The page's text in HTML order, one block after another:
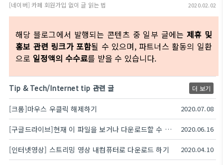
[네이버] 카페 회원가입 없이 글 읽는 법 2020.02.02
해당 블로그에서 발행되는 콘텐츠 중 일부 글에는 제휴 및
홍보 관련 링크가 포함될 수 있으며, 파트너스 활동의 일환
으로 일정액의 수수료를 받을 수 있습니다.
Tip & Tech/Internet tip 관련 글 더 보기
[크롬]마우스 우클릭 해제하기 2020.07.08
[구글드라이브]현재 이 파일을 보거나 다운로드할 수 없습니다 해결책 2020.06.16
[인터넷영상] 스트리밍 영상 내컴퓨터로 다운로드 하기 2020.04.10